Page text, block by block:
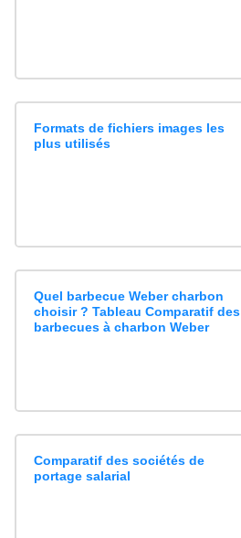
Formats de fichiers images les
plus utilisés
Quel barbecue Weber charbon
choisir ? Tableau Comparatif des
barbecues à charbon Weber
Comparatif des sociétés de
portage salarial